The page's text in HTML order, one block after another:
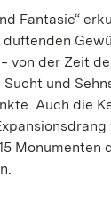
Fantasie“
von der Zeit
und
Auch die